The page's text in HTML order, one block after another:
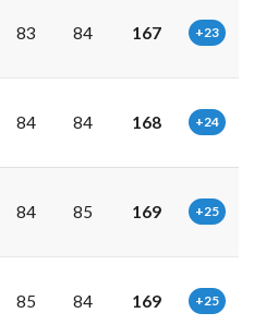
83 84 167 +23
84 84 168 +24
84 85 169 +25
85 84 169 +25